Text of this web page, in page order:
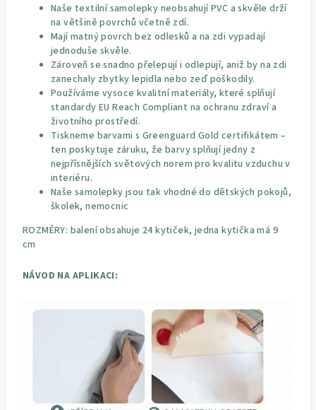
Naše textilní samolepky neobsahují PVC a skvěle drží
na většině povrchů včetně zdí.
Mají matný povrch bez odlesků a na zdi vypadají
jednoduše skvěle.
Zároveň se snadno přelepují i odlepují, aniž by na zdi
zanechaly zbytky lepidla nebo zeď poškodily.
Používáme vysoce kvalitní materiály, které splňují
standardy EU Reach Compliant na ochranu zdraví a
životního prostředí.
Tiskneme barvami s Greenguard Gold certifikátem –
ten poskytuje záruku, že barvy splňují jedny z
nejpřísnějších světových norem pro kvalitu vzduchu v
interiéru.
Naše samolepky jsou tak vhodné do dětských pokojů,
školek, nemocnic
ROZMĚRY: balení obsahuje 24 kytiček, jedna kytička má 9
cm
NÁVOD NA APLIKACI: